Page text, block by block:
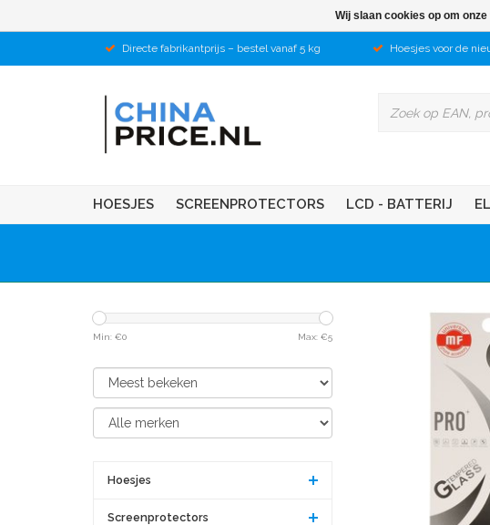
Directe fabrikantprijs – bestel vanaf 5 kg Hoesjes voor de
HOESJES SCREENPROTECTORS LCD - BATTERIJ
Min: €0 Max: €5
Hoesjes
Screenprotectors
Wij slaan cookies op om